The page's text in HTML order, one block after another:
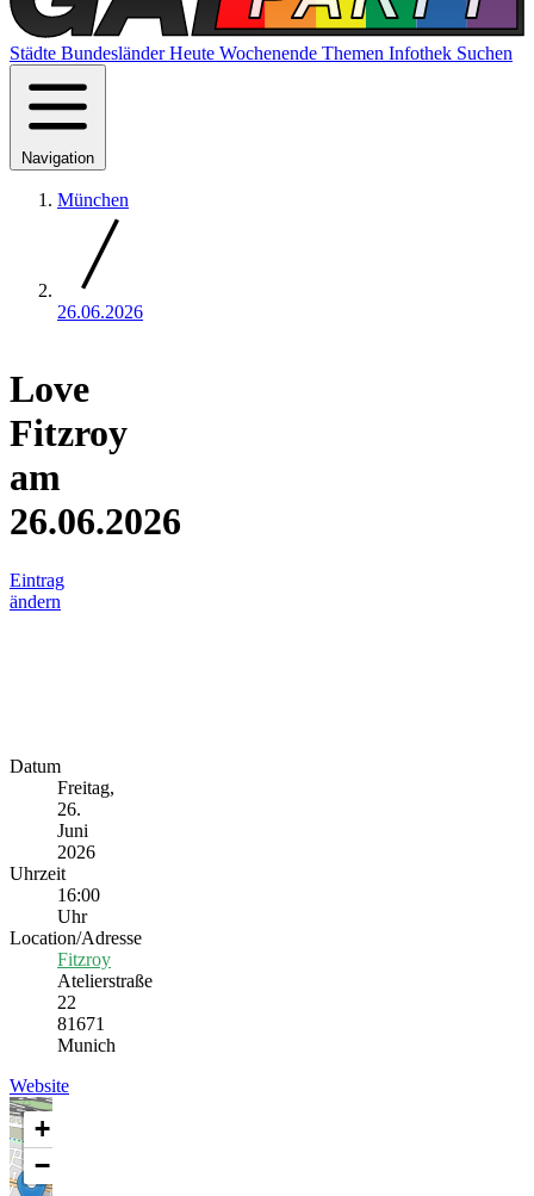
Städte BundesländerHeute Wochenende Themen Infothek Suchen
Navigation
München
26.06.2026
Love
Fitzroy
am
26.06.2026
Eintrag
ändern
Datum
Freitag,
26.
Juni
2026
Uhrzeit
16:00
Uhr
Location/Adresse
Fitzroy
Atelierstraße
22
81671
Munich
Website
+
−